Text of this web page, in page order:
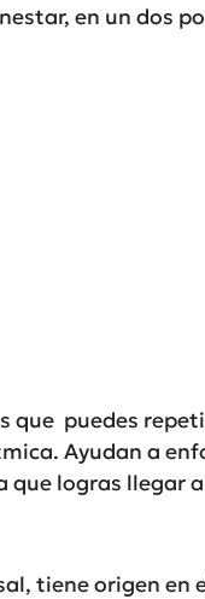
en un dos
que puedes
Ayudan a
que logras llegar
tiene origen en